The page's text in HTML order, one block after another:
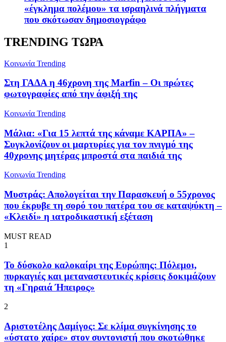
«έγκλημα πολέμου» τα ισραηλινά πλήγματα
που σκότωσαν δημοσιογράφο
TRENDING ΤΩΡΑ
Κοινωνία Trending
Στη ΓΑΔΑ η 46χρονη της Marfin – Οι πρώτες
φωτογραφίες από την άφιξή της
Κοινωνία Trending
Μάλια: «Για 15 λεπτά της κάναμε ΚΑΡΠΑ» –
Συγκλονίζουν οι μαρτυρίες για τον πνιγμό της
40χρονης μητέρας μπροστά στα παιδιά της
Κοινωνία Trending
Μυστράς: Απολογείται την Παρασκευή ο 55χρονος
που έκρυβε τη σορό του πατέρα του σε καταψύκτη –
«Κλειδί» η ιατροδικαστική εξέταση
MUST READ
1
To δύσκολο καλοκαίρι της Ευρώπης: Πόλεμοι,
πυρκαγιές και μεταναστευτικές κρίσεις δοκιμάζουν
τη «Γηραιά Ήπειρος»
2
Αριστοτέλης Δαμίγος: Σε κλίμα συγκίνησης το
«ύστατο χαίρε» στον συντονιστή που σκοτώθηκε